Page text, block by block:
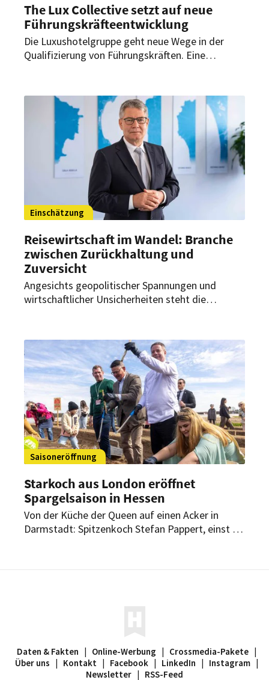
The Lux Collective setzt auf neue
Führungskräfteentwicklung
Die Luxushotelgruppe geht neue Wege in der
Qualifizierung von Führungskräften. Eine
stärken.
Einschätzung
Reisewirtschaft im Wandel: Branche
zwischen Zurückhaltung und
Zuversicht
Angesichts geopolitischer Spannungen und
wirtschaftlicher Unsicherheiten steht die
Reiselust der Deutschen bestehen. Das macht
der Präsident des Deutschen Reiseverbandes
(DRV) in seiner Auftaktrede anlässlich der DRV-
Jahrestagung vor rund 350 Teilnehmern auf den
Azoren deutlich.
Saisoneröffnung
Starkoch aus London eröffnet
Spargelsaison in Hessen
Von der Küche der Queen auf einen Acker in
Darmstadt: Spitzenkoch Stefan Pappert, einst in
Daten & Fakten | Online-Werbung | Crossmedia-Pakete |
Über uns | Kontakt | Facebook | LinkedIn | Instagram |
Newsletter | RSS-Feed